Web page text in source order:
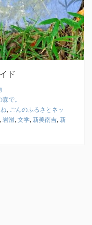
ド
で。
, ごんのふるさとネッ
, 岩滑, 文学, 新美南吉, 新